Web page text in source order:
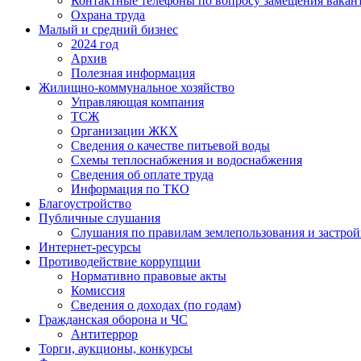
Охрана труда
Малый и средний бизнес
2024 год
Архив
Полезная информация
Жилищно-коммунальное хозяйство
Управляющая компания
ТСЖ
Организации ЖКХ
Сведения о качестве питьевой воды
Схемы теплоснабжения и водоснабжения
Сведения об оплате труда
Информация по ТКО
Благоустройство
Публичные слушания
Слушания по правилам землепользования и
Интернет-ресурсы
Противодействие коррупции
Нормативно правовые акты
Комиссия
Сведения о доходах (по годам)
Гражданская оборона и ЧС
Антитеррор
Торги, аукционы, конкурсы